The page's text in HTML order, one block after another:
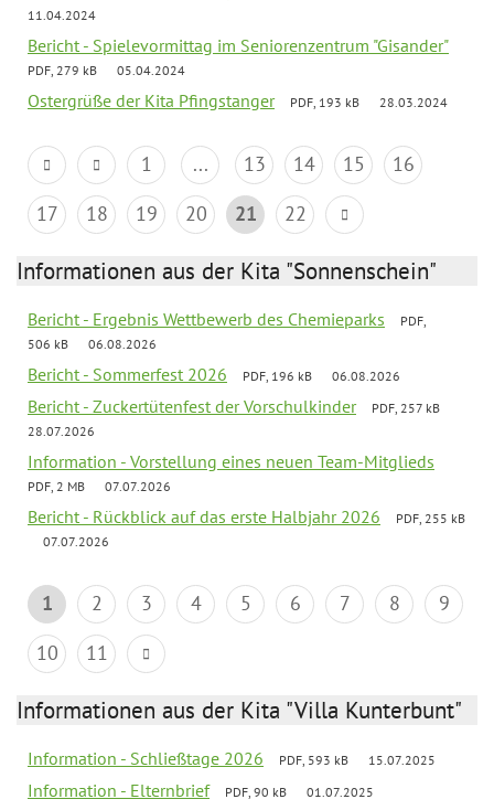
11.04.2024
Bericht - Spielevormittag im Seniorenzentrum "Gisander"
PDF, 279 kB 05.04.2024
Ostergrüße der Kita Pfingstanger PDF, 193 kB 28.03.2024
1 ... 13 14 15
16
17
18 19 20 21 22
Informationen aus der Kita "Sonnenschein"
Bericht - Ergebnis Wettbewerb des Chemieparks
PDF,
506 kB
06.08.2026
Bericht - Sommerfest 2026 PDF, 196 kB 06.08.2026
Bericht - Zuckertütenfest der Vorschulkinder
PDF, 257 kB
28.07.2026
Information - Vorstellung eines neuen Team-Mitglieds
PDF, 2 MB 07.07.2026
Bericht - Rückblick auf das erste Halbjahr 2026
PDF, 255 kB
07.07.2026
1 2 3 4 5 6 7 8
9
10
11
Informationen aus der Kita "Villa Kunterbunt"
Information - Schließtage 2026 PDF, 593 kB 15.07.2025
Information - Elternbrief PDF, 90 kB 01.07.2025